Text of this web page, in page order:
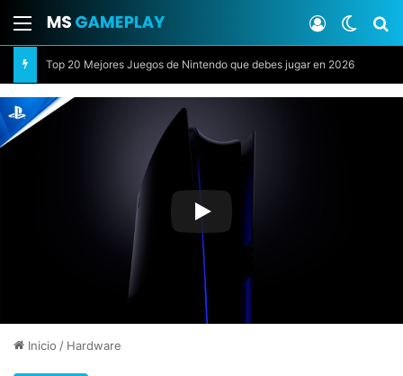
Menú Acceso
Top 20 Mejores Juegos de Nintendo que debes jugar en 2026
Inicio / Hardware